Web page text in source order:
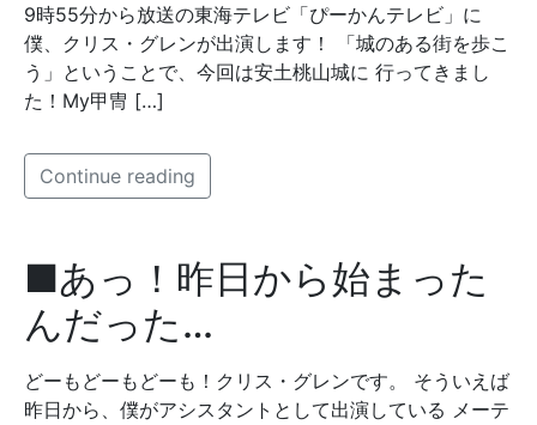
9時55分から放送の東海テレビ「ぴーかんテレビ」に
僕、クリス・グレンが出演します！ 「城のある街を歩こ
う」ということで、今回は安土桃山城に 行ってきまし
た！My甲冑 […]
Continue reading
■あっ！昨日から始まった
んだった…
どーもどーもどーも！クリス・グレンです。 そういえば
昨日から、僕がアシスタントとして出演している メーテ